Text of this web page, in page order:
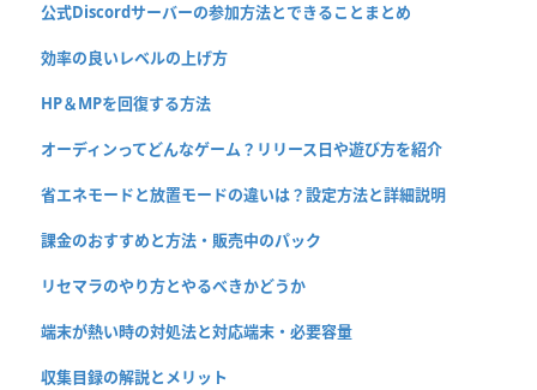
公式Discordサーバーの参加方法とできることまとめ
効率の良いレベルの上げ方
HP＆MPを回復する方法
オーディンってどんなゲーム？リリース日や遊び方を紹介
省エネモードと放置モードの違いは？設定方法と詳細説明
課金のおすすめと方法・販売中のパック
リセマラのやり方とやるべきかどうか
端末が熱い時の対処法と対応端末・必要容量
収集目録の解説とメリット